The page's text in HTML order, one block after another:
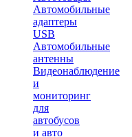
Автомобильные
адаптеры
USB
Автомобильные
антенны
Видеонаблюдение
и
мониторинг
для
автобусов
и авто